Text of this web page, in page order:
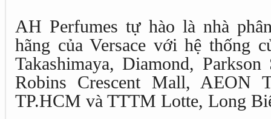
AH Perfumes tự hào là nhà
hãng của Versace với hệ thống
Takashimaya, Diamond,
Robins Crescent Mall, AEON
TP.HCM và TTTM Lotte, Long